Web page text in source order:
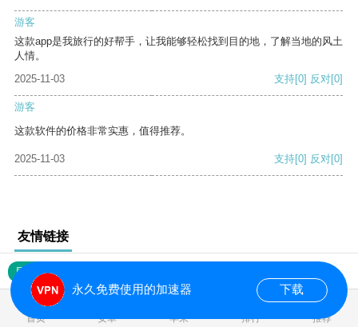
游客
这款app是我旅行的好帮手，让我能够轻松找到目的地，了解当地的风土
人情。
2025-11-03
支持[0] 反对[0]
游客
这款软件的价格非常实惠，值得推荐。
2025-11-03 支持[0] 反对[0]
友情链接
网站地图
首页 安卓 苹果 排行 推荐
永久免费使用的加速器 下载
0.017742s